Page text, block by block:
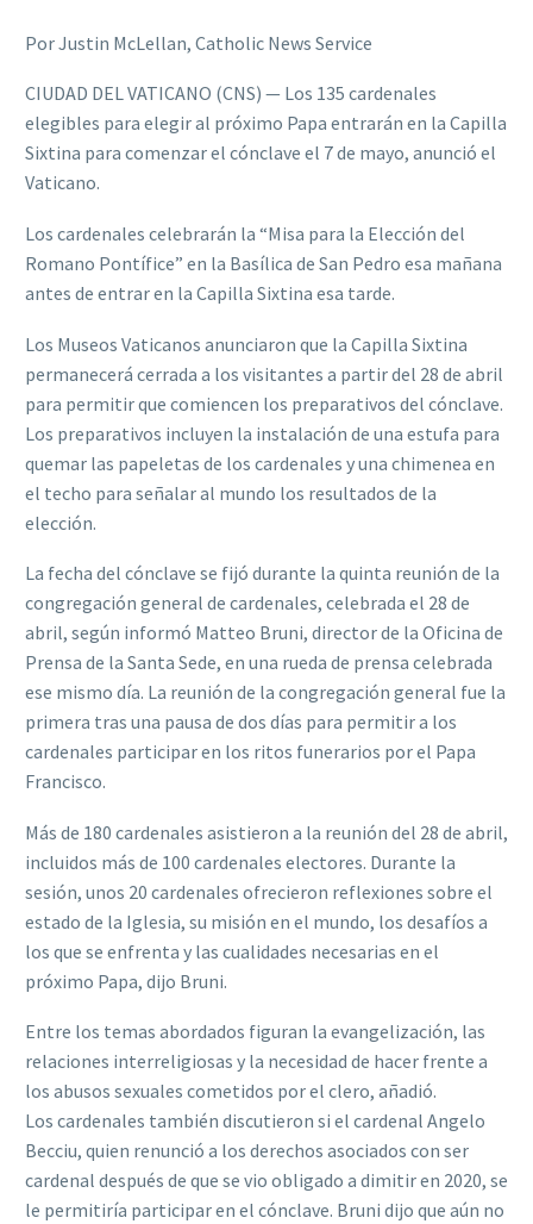
Por Justin McLellan, Catholic News Service
CIUDAD DEL VATICANO (CNS) — Los 135 cardenales
elegibles para elegir al próximo Papa entrarán en la Capilla
Sixtina para comenzar el cónclave el 7 de mayo, anunció el
Vaticano.
Los cardenales celebrarán la “Misa para la Elección del
Romano Pontífice” en la Basílica de San Pedro esa mañana
antes de entrar en la Capilla Sixtina esa tarde.
Los Museos Vaticanos anunciaron que la Capilla Sixtina
permanecerá cerrada a los visitantes a partir del 28 de abril
para permitir que comiencen los preparativos del cónclave.
Los preparativos incluyen la instalación de una estufa para
quemar las papeletas de los cardenales y una chimenea en
el techo para señalar al mundo los resultados de la
elección.
La fecha del cónclave se fijó durante la quinta reunión de la
congregación general de cardenales, celebrada el 28 de
abril, según informó Matteo Bruni, director de la Oficina de
Prensa de la Santa Sede, en una rueda de prensa celebrada
ese mismo día. La reunión de la congregación general fue la
primera tras una pausa de dos días para permitir a los
cardenales participar en los ritos funerarios por el Papa
Francisco.
Más de 180 cardenales asistieron a la reunión del 28 de abril,
incluidos más de 100 cardenales electores. Durante la
sesión, unos 20 cardenales ofrecieron reflexiones sobre el
estado de la Iglesia, su misión en el mundo, los desafíos a
los que se enfrenta y las cualidades necesarias en el
próximo Papa, dijo Bruni.
Entre los temas abordados figuran la evangelización, las
relaciones interreligiosas y la necesidad de hacer frente a
los abusos sexuales cometidos por el clero, añadió.
Los cardenales también discutieron si el cardenal Angelo
Becciu, quien renunció a los derechos asociados con ser
cardenal después de que se vio obligado a dimitir en 2020, se
le permitiría participar en el cónclave. Bruni dijo que aún no